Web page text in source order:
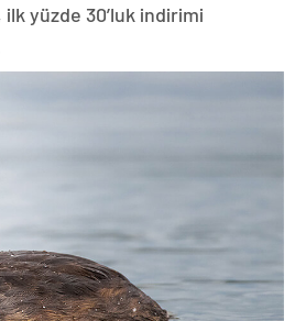
yüzde 30’luk indirimi